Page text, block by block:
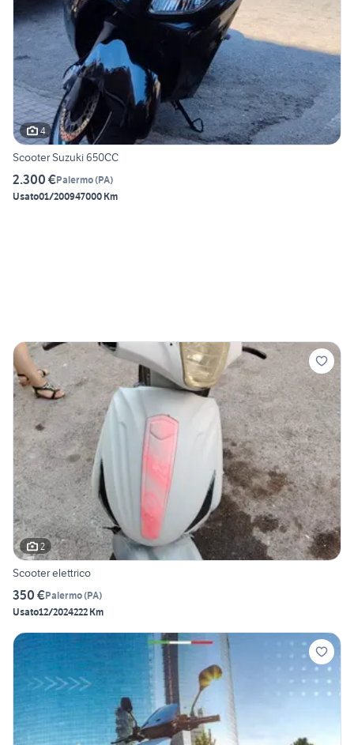
4
Scooter Suzuki 650CC
2.300 €Palermo(PA)
Usato01/200947000 Km
2
Scooter elettrico
350 €Palermo(PA)
Usato12/2024222 Km